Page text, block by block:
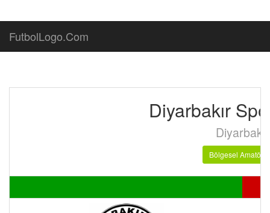
FutbolLogo.Com
Diyarbakır
Diyarbakır
Bölgesel Amatör